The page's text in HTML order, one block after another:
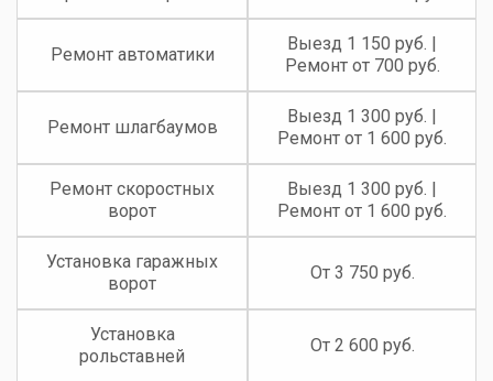
Ремонт автоматики
Выезд 1 150 руб. |
Ремонт от 700 руб.
Ремонт шлагбаумов
Выезд 1 300 руб. |
Ремонт от 1 600 руб.
Ремонт скоростных
ворот
Выезд 1 300 руб. |
Ремонт от 1 600 руб.
Установка гаражных
ворот
От 3 750 руб.
Установка
рольставней
От 2 600 руб.